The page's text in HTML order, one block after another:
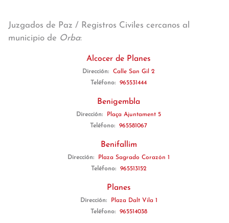
Juzgados de Paz / Registros Civiles cercanos al
municipio de Orba:
Alcocer de Planes
Dirección:
Calle San Gil 2
Teléfono:
965531444
Benigembla
Dirección:
Plaça Ajuntament 5
Teléfono:
965581067
Benifallim
Dirección:
Plaza Sagrado Corazón 1
Teléfono:
965513152
Planes
Dirección:
Plaza Dalt Vila 1
Teléfono:
965514038